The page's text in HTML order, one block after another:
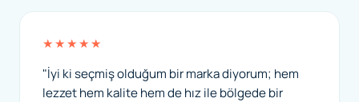
★★★★★
"İyi ki seçmiş olduğum bir marka diyorum; hem
lezzet hem kalite hem de hız ile bölgede bir